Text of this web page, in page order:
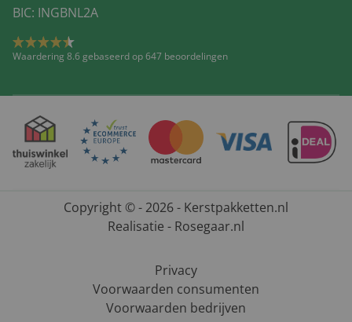
BIC: INGBNL2A
Waardering 8.6 gebaseerd op 647 beoordelingen
Copyright © - 2026 - Kerstpakketten.nl
Realisatie - Rosegaar.nl
Privacy
Voorwaarden consumenten
Voorwaarden bedrijven